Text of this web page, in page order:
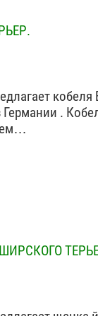
кобеля
.